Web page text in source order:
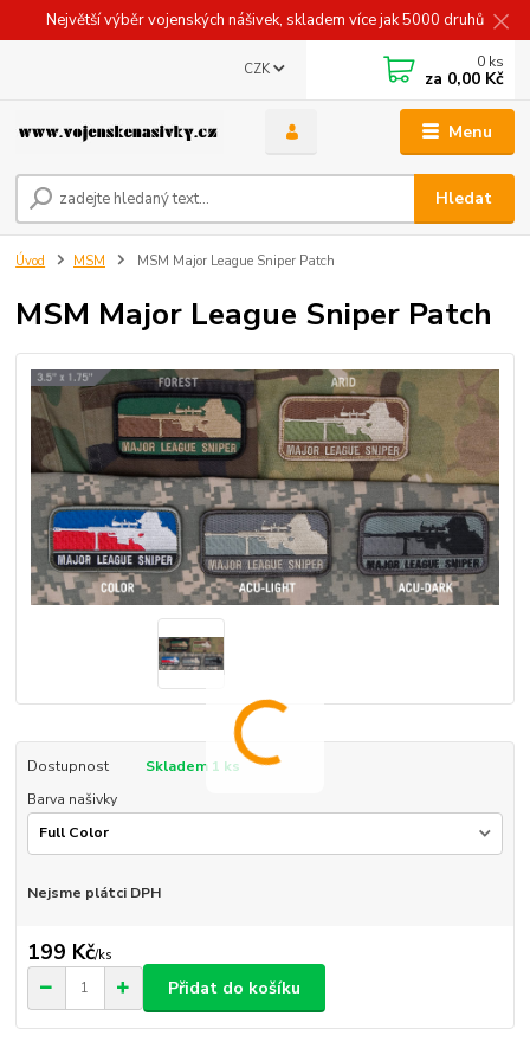
Největší výběr vojenských nášivek, skladem více jak 5000 druhů
Menu
CZK
Hledat
0 ks
za 0,00 Kč
Úvod MSM MSM Major League Sniper Patch
MSM Major League Sniper Patch
Dostupnost
Skladem 1 ks
Barva našivky
Nejsme plátci DPH
199 Kč/ks
Přidat do košíku